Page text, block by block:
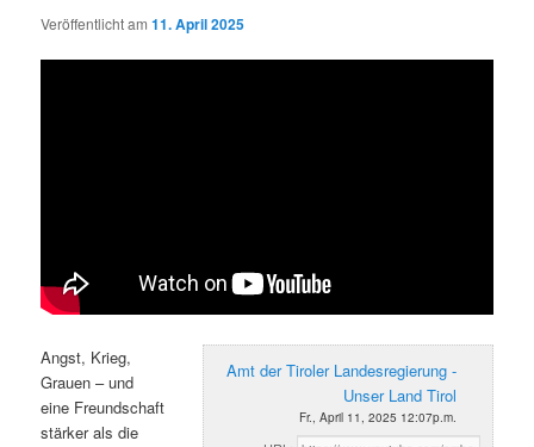
Veröffentlicht am11. April 2025
Amt der Tiroler Landesregierung -
Unser Land Tirol
Fr., April 11, 2025 12:07p.m.
Angst, Krieg,
Grauen – und
eine Freundschaft
stärker als die